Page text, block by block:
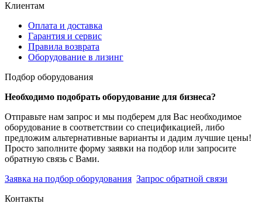
Клиентам
Оплата и доставка
Гарантия и сервис
Правила возврата
Оборудование в лизинг
Подбор оборудования
Необходимо подобрать оборудование для бизнеса?
Отправьте нам запрос и мы подберем для Вас необходимое
оборудование в соответствии со спецификацией, либо
предложим альтернативные варианты и дадим лучшие цены!
Просто заполните форму заявки на подбор или запросите
обратную связь с Вами.
Заявка на подбор оборудования Запрос обратной связи
Контакты